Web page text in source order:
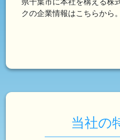
クの企業情報はこちらから。
当社の